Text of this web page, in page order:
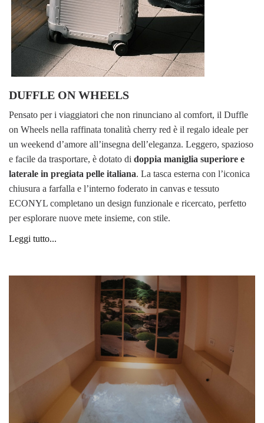
DUFFLE ON WHEELS
Pensato per i viaggiatori che non rinunciano al comfort, il Duffle
on Wheels nella raffinata tonalità cherry red è il regalo ideale per
un weekend d’amore all’insegna dell’eleganza. Leggero, spazioso
e facile da trasportare, è dotato di doppia maniglia superiore e
laterale in pregiata pelle italiana. La tasca esterna con l’iconica
chiusura a farfalla e l’interno foderato in canvas e tessuto
ECONYL completano un design funzionale e ricercato, perfetto
per esplorare nuove mete insieme, con stile.
Leggi tutto...